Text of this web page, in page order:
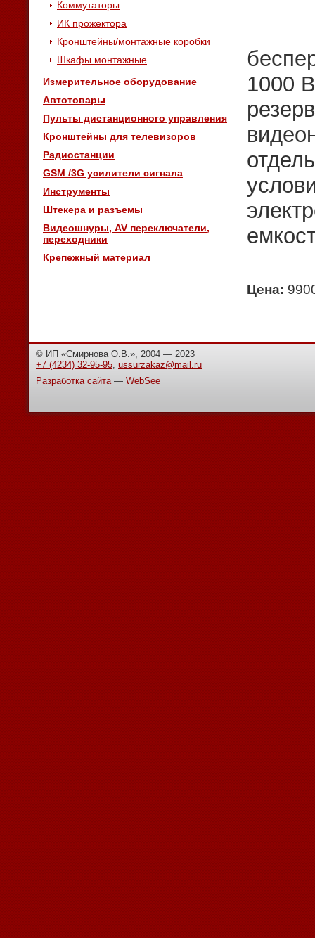
Коммутаторы
ИК прожектора
Кронштейны/монтажные коробки
Шкафы монтажные
Измерительное оборудование
Автотовары
Пульты дистанционного управления
Кронштейны для телевизоров
Радиостанции
GSM /3G усилители сигнала
Инструменты
Штекера и разъемы
Видеошнуры, AV переключатели,
переходники
Крепежный материал
1000
Цена:
© ИП «Смирнова О.В.», 2004 — 2023
+7 (4234) 32-95-95 ussurzakaz@mail.ru
Разработка сайта — WebSee